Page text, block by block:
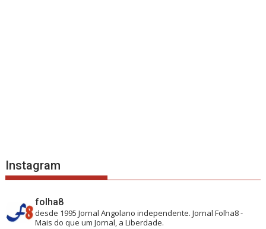
Instagram
folha8
desde 1995 Jornal Angolano independente.Jornal Folha8 -
Mais do que um Jornal, a Liberdade.